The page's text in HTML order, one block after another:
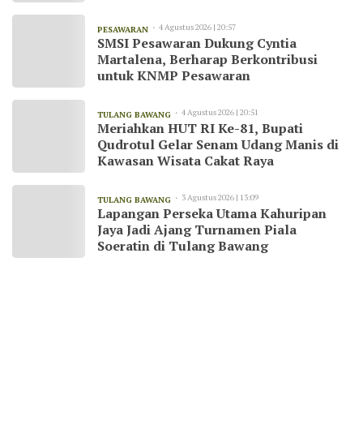
PESAWARAN 4 Agustus 2026 | 20:57
SMSI Pesawaran Dukung Cyntia
Martalena, Berharap Berkontribusi
untuk KNMP Pesawaran
TULANG BAWANG 4 Agustus 2026 | 20:51
Meriahkan HUT RI Ke-81, Bupati
Qudrotul Gelar Senam Udang Manis di
Kawasan Wisata Cakat Raya
TULANG BAWANG 3 Agustus 2026 | 13:09
Lapangan Perseka Utama Kahuripan
Jaya Jadi Ajang Turnamen Piala
Soeratin di Tulang Bawang